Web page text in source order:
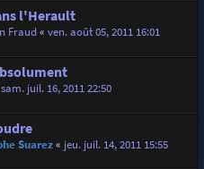
l'Herault
Fraud« ven. août 05, 2011 16:01
sam. juil. 16, 2011 22:50
Suarez« jeu. juil. 14, 2011 15:55